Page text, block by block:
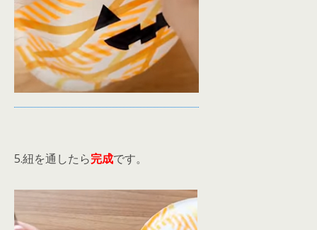
5.紐を通したら完成です。